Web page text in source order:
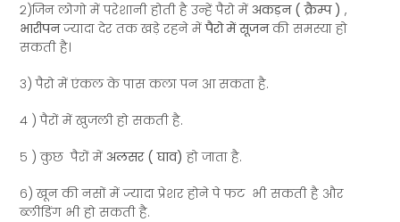
२)जिन लोगो में परेशानी होती है उन्हें पैरो में अकड़न ( क्रैम्प ) ,
भारीपनज्यादा देर तक खड़े रहने मेंपैरो में सूजनकी समस्या हो
सकती है।
३) पैरो में एंकल के पास कला पन आ सकता है.
४ ) पैरों में खुजली हो सकती है.
५ ) कुछ पैरों में अलसर ( घाव) हो जाता है.
६) खून की नसों में ज्यादा प्रेशर होने पे फट भी सकती है और
ब्लीडिंग भी हो सकती है.